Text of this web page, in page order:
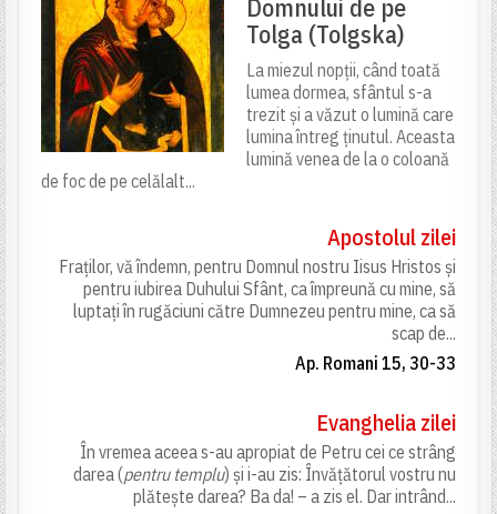
Domnului de pe
Tolga (Tolgska)
La miezul nopții, când toată
lumea dormea, sfântul s-a
trezit și a văzut o lumină care
lumina întreg ținutul. Aceasta
lumină venea de la o coloană
de foc de pe celălalt...
Apostolul zilei
Fraților, vă îndemn, pentru Domnul nostru Iisus Hristos și
pentru iubirea Duhului Sfânt, ca împreună cu mine, să
luptați în rugăciuni către Dumnezeu pentru mine, ca să
scap de...
Ap. Romani 15, 30-33
Evanghelia zilei
În vremea aceea s-au apropiat de Petru cei ce strâng
darea (pentru templu) și i-au zis: Învățătorul vostru nu
plătește darea? Ba da! – a zis el. Dar intrând...